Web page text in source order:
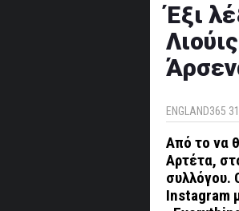
Έξι
ENGLAND365
Από το να
Αρτέτα,
συλλόγου.
Instagram